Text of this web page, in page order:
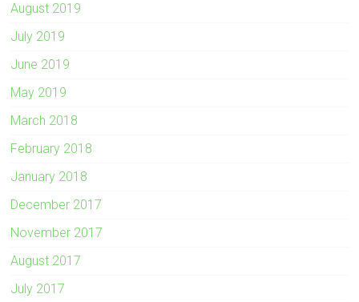
August 2019
July 2019
June 2019
May 2019
March 2018
February 2018
January 2018
December 2017
November 2017
August 2017
July 2017